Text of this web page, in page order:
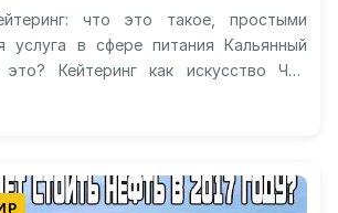
что это такое, простыми
услуга в сфере питания Кальянный
это? Кейтеринг как искусство Что